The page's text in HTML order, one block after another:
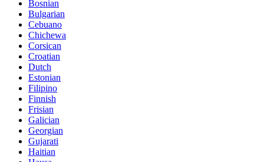
Bosnian
Bulgarian
Cebuano
Chichewa
Corsican
Croatian
Dutch
Estonian
Filipino
Finnish
Frisian
Galician
Georgian
Gujarati
Haitian